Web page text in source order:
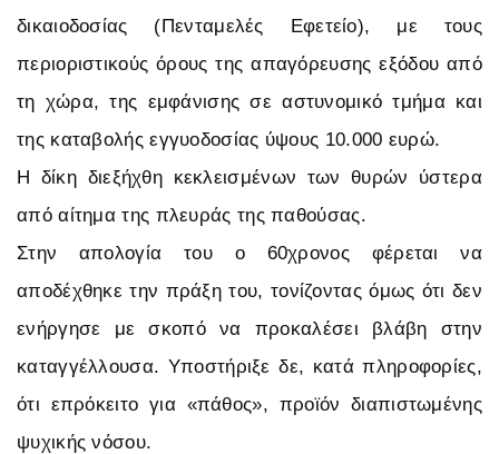
δικαιοδοσίας (Πενταμελές Εφετείο), με τους
περιοριστικούς όρους της απαγόρευσης εξόδου από
τη χώρα, της εμφάνισης σε αστυνομικό τμήμα και
της καταβολής εγγυοδοσίας ύψους 10.000 ευρώ.
Η δίκη διεξήχθη κεκλεισμένων των θυρών ύστερα
από αίτημα της πλευράς της παθούσας.
Στην απολογία του ο 60χρονος φέρεται να
αποδέχθηκε την πράξη του, τονίζοντας όμως ότι δεν
ενήργησε με σκοπό να προκαλέσει βλάβη στην
καταγγέλλουσα. Υποστήριξε δε, κατά πληροφορίες,
ότι επρόκειτο για «πάθος», προϊόν διαπιστωμένης
ψυχικής νόσου.